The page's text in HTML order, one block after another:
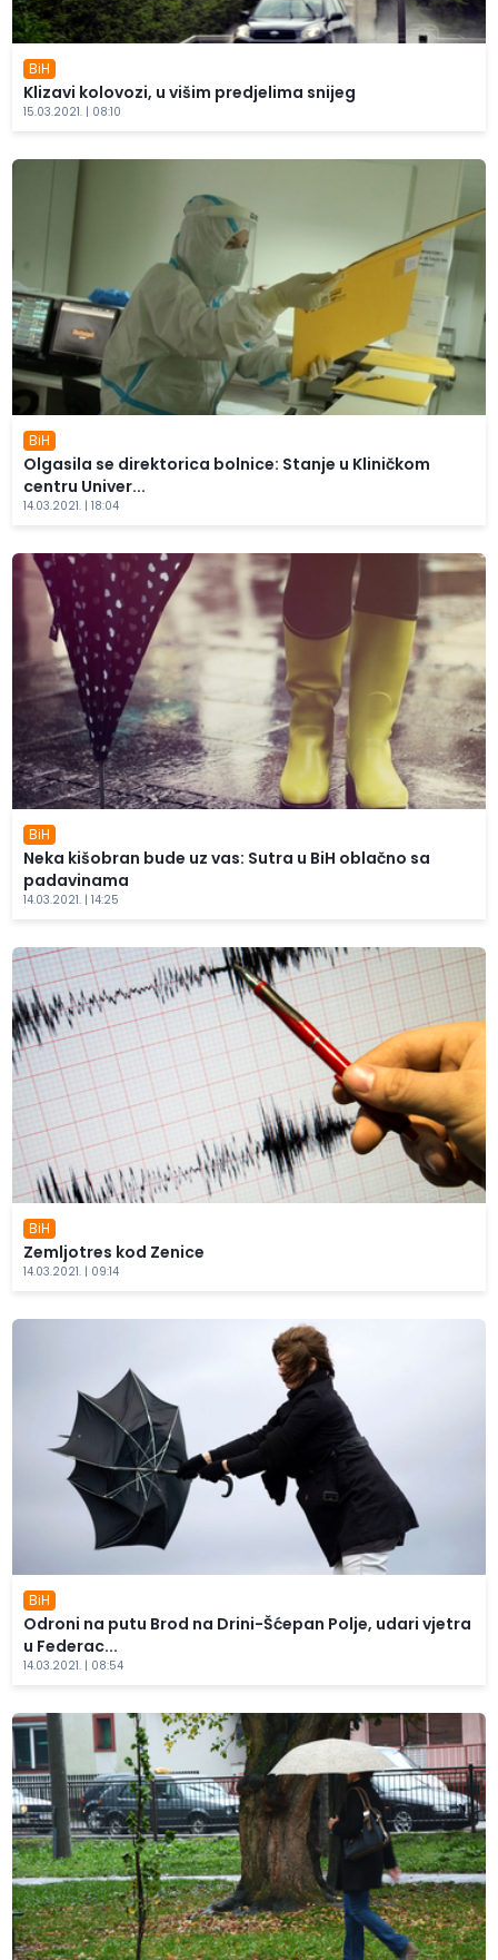
BiH
Klizavi kolovozi, u višim predjelima snijeg
15.03.2021. | 08:10
BiH
Olgasila se direktorica bolnice: Stanje u Kliničkom
centru Univer...
14.03.2021. | 18:04
BiH
Neka kišobran bude uz vas: Sutra u BiH oblačno sa
padavinama
14.03.2021. | 14:25
BiH
Zemljotres kod Zenice
14.03.2021. | 09:14
BiH
Odroni na putu Brod na Drini-Šćepan Polje, udari vjetra
u Federac...
14.03.2021. | 08:54